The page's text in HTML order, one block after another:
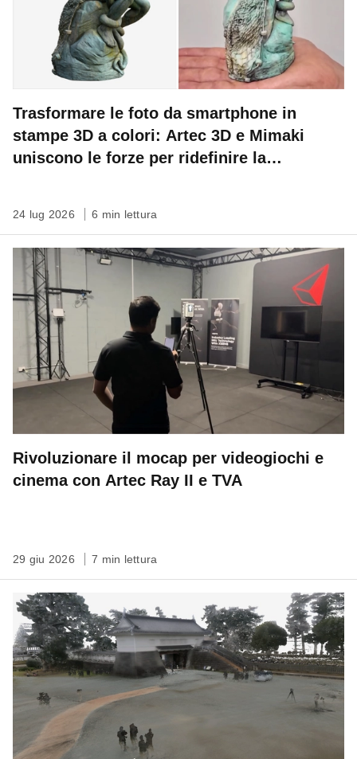
Trasformare le foto da smartphone in
stampe 3D a colori: Artec 3D e Mimaki
uniscono le forze per ridefinire la
24 lug 2026 6 min lettura
Rivoluzionare il mocap per videogiochi e
cinema con Artec Ray II e TVA
29 giu 2026 7 min lettura